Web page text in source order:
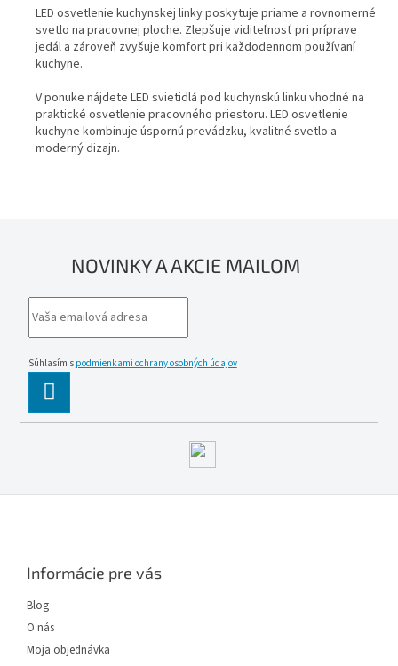
l
á
d
i
e
p
i
u
LED osvetlenie kuchynskej linky poskytuje priame a rovnomerné
svetlo na pracovnej ploche. Zlepšuje viditeľnosť pri príprave
jedál a zároveň zvyšuje komfort pri každodennom používaní
kuchyne.
V ponuke nájdete LED svietidlá pod kuchynskú linku vhodné na
praktické osvetlenie pracovného priestoru. LED osvetlenie
kuchyne kombinuje úspornú prevádzku, kvalitné svetlo a
moderný dizajn.
NOVINKY A AKCIE MAILOM
Súhlasím s podmienkami ochrany osobných údajov
SE
Informácie pre vás
Blog
O nás
Moja objednávka